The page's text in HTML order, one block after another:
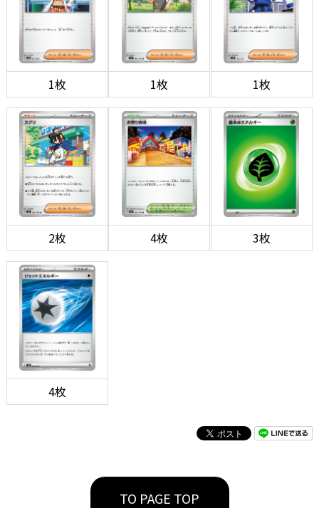
1枚 1枚 1枚
2枚 4枚 3枚
4枚
TO PAGE TOP